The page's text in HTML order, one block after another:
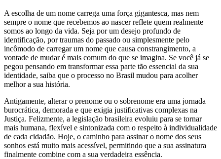
A escolha de um nome carrega uma força gigantesca, mas nem
sempre o nome que recebemos ao nascer reflete quem realmente
somos ao longo da vida. Seja por um desejo profundo de
identificação, por traumas do passado ou simplesmente pelo
incômodo de carregar um nome que causa constrangimento, a
vontade de mudar é mais comum do que se imagina. Se você já se
pegou pensando em transformar essa parte tão essencial da sua
identidade, saiba que o processo no Brasil mudou para acolher
melhor a sua história.
Antigamente, alterar o prenome ou o sobrenome era uma jornada
burocrática, demorada e que exigia justificativas complexas na
Justiça. Felizmente, a legislação brasileira evoluiu para se tornar
mais humana, flexível e sintonizada com o respeito à individualidade
de cada cidadão. Hoje, o caminho para assinar o nome dos seus
sonhos está muito mais acessível, permitindo que a sua assinatura
finalmente combine com a sua verdadeira essência.